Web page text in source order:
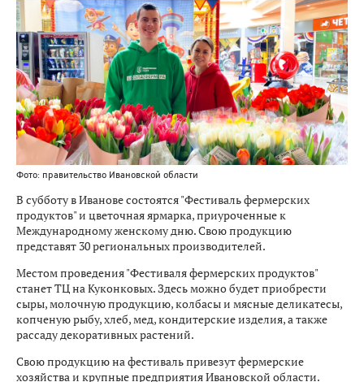
Фото: правительство Ивановской области
В субботу в Иванове состоятся "Фестиваль фермерских
продуктов" и цветочная ярмарка, приуроченные к
Международному женскому дню. Свою продукцию
представят 30 региональных производителей.
Местом проведения "Фестиваля фермерских продуктов"
станет ТЦ на Куконковых. Здесь можно будет приобрести
сыры, молочную продукцию, колбасы и мясные деликатесы,
копченую рыбу, хлеб, мед, кондитерские изделия, а также
рассаду декоративных растений.
Свою продукцию на фестиваль привезут фермерские
хозяйства и крупные предприятия Ивановской области.